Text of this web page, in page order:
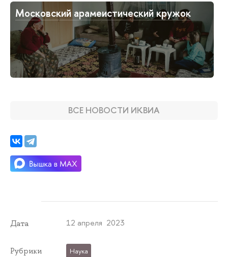
Московский арамеистический кружок
ВСЕ НОВОСТИ ИКВИА
Дата 12 апреля 2023
Рубрики Наука